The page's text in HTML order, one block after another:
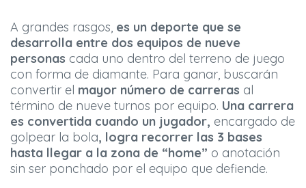
A grandes rasgos, es un deporte que se
desarrolla entre dos equipos de nueve
personas cada uno dentro del terreno de juego
con forma de diamante. Para ganar, buscarán
convertir el mayor número de carreras al
término de nueve turnos por equipo. Una carrera
es convertida cuando un jugador, encargado de
golpear la bola, logra recorrer las 3 bases
hasta llegar a la zona de “home” o anotación
sin ser ponchado por el equipo que defiende.